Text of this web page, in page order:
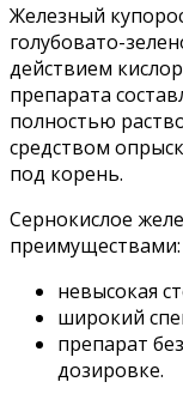
Железный
голубовато-
действием
препарата
полностью
средством
под корень.
Сернокислое
преимуществами:
невысокая
широкий
препарат
дозировке.